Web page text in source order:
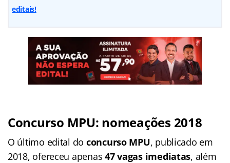
editais!
Concurso MPU: nomeações 2018
O último edital do concurso MPU, publicado em
2018, ofereceu apenas47 vagas imediatas, além